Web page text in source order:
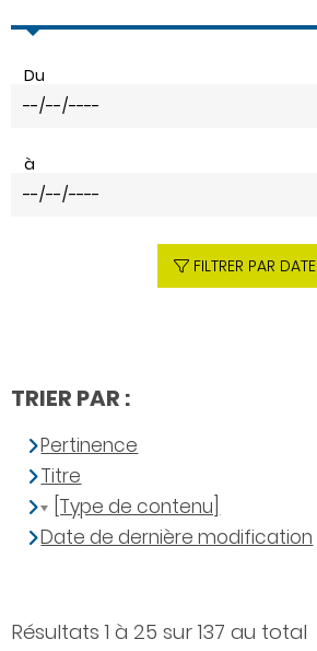
Résultats 1 à 25 sur 137 au total
Du
à
FILTRER PAR DATE
TRIER PAR :
Pertinence
Titre
[Type de contenu]
Date de dernière modification